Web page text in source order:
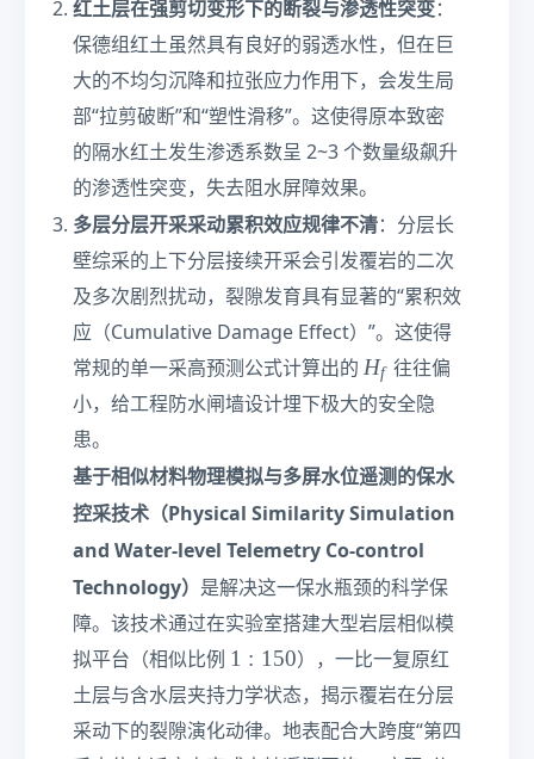
红土层在强剪切变形下的断裂与渗透性突变：
保德组红土虽然具有良好的弱透水性，但在巨
大的不均匀沉降和拉张应力作用下，会发生局
部“拉剪破断”和“塑性滑移”。这使得原本致密
的隔水红土发生渗透系数呈 2~3 个数量级飙升
的渗透性突变，失去阻水屏障效果。
多层分层开采采动累积效应规律不清：分层长
壁综采的上下分层接续开采会引发覆岩的二次
及多次剧烈扰动，裂隙发育具有显著的“累积效
应（Cumulative Damage Effect）”。这使得
常规的单一采高预测公式计算出的 H
_
Hf 往往偏
小，给工程防水闸墙设计埋下极大的安全隐
患。
基于相似材料物理模拟与多屏水位遥测的保水
控采技术（Physical Similarity Simulation
and Water-level Telemetry Co-control
Technology） 是解决这一保水瓶颈的科学保
障。该技术通过在实验室搭建大型岩层相似模
拟平台（相似比例 1
:
1
5
1 : 150），一比一复原红
土层与含水层夹持力学状态，揭示覆岩在分层
采动下的裂隙演化动律。地表配合大跨度“第四